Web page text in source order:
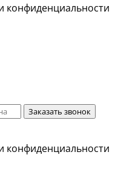
конфиденциальности
Заказать звонок
конфиденциальности